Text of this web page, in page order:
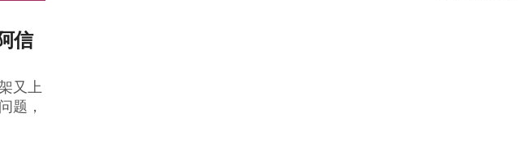
信
又上
题，